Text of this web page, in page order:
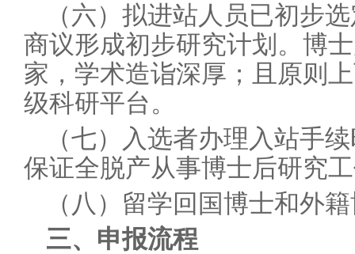
（六）拟进站人员已初步
商议形成初步研究计划。博
家，学术造诣深厚；且原则
级科研平台。
（七）入选者办理入站手
保证全脱产从事博士后研究
（八）留学回国博士和外
三、申报流程